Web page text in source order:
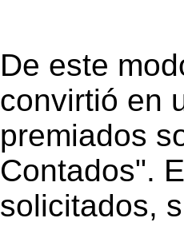
De este
convirtió en
premiados
Contados".
solicitados,